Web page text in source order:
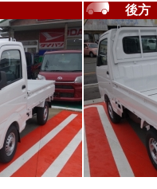
後方